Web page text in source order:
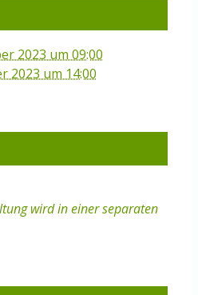
2023 um 09:00
2023 um 14:00
wird in einer separaten